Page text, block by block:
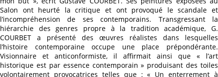
Salon ont heurté la critique et ont provoqué le scandale et
l’incompréhension de ses contemporains. Transgressant la
hiérarchie des genres propre à la tradition académique, G.
COURBET a présenté des œuvres réalistes dans lesquelles
l’histoire contemporaine occupe une place prépondérante.
Visionnaire et anticonformiste, il affirmait ainsi que « l’art
historique est par essence contemporain » produisant des toiles
volontairement provocatrices telles que : « Un enterrement à